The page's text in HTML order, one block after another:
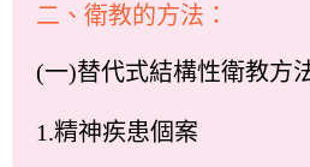
二、衛教的方法：
(一)替代式結構性衛教方
1.精神疾患個案